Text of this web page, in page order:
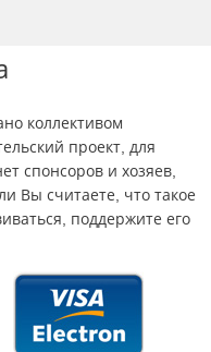
коллективом
проект, для
спонсоров и хозяев,
Вы считаете, что такое
поддержите его